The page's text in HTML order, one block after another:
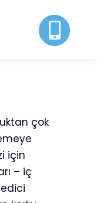
çok
için
– iç